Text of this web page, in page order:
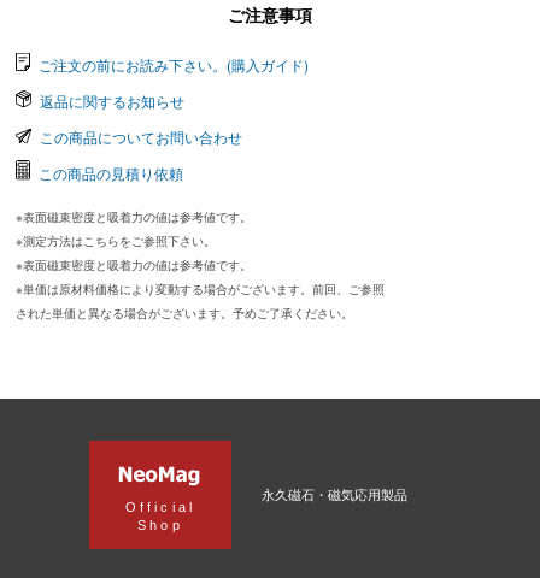
ご注意事項
ご注文の前にお読み下さい。(購入ガイド)
返品に関するお知らせ
この商品についてお問い合わせ
この商品の見積り依頼
※表面磁束密度と吸着力の値は参考値です。
※測定方法はこちらをご参照下さい。
※表面磁束密度と吸着力の値は参考値です。
※単価は原材料価格により変動する場合がございます。前回、ご参照
された単価と異なる場合がございます。予めご了承ください。
Official
Shop
永久磁石・磁気応用製品